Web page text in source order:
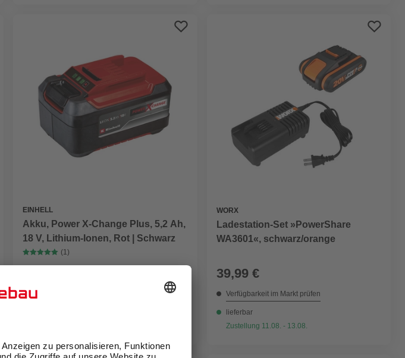
EINHELL
Akku, Power X-Change Plus, 5,2 Ah,
18 V, Lithium-Ionen, Rot | Schwarz
(1)
WORX
Ladestation-Set »PowerShare
WA3601«, schwarz/orange
39,99 €
Verfügbarkeit im Markt prüfen
lieferbar
Zustellung 11.08. - 13.08.